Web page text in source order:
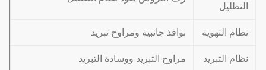
التظليل
نظام التهوية نوافذ جانبية ومراوح تبريد
نظام التبريد مراوح التبريد ووسادة التبريد